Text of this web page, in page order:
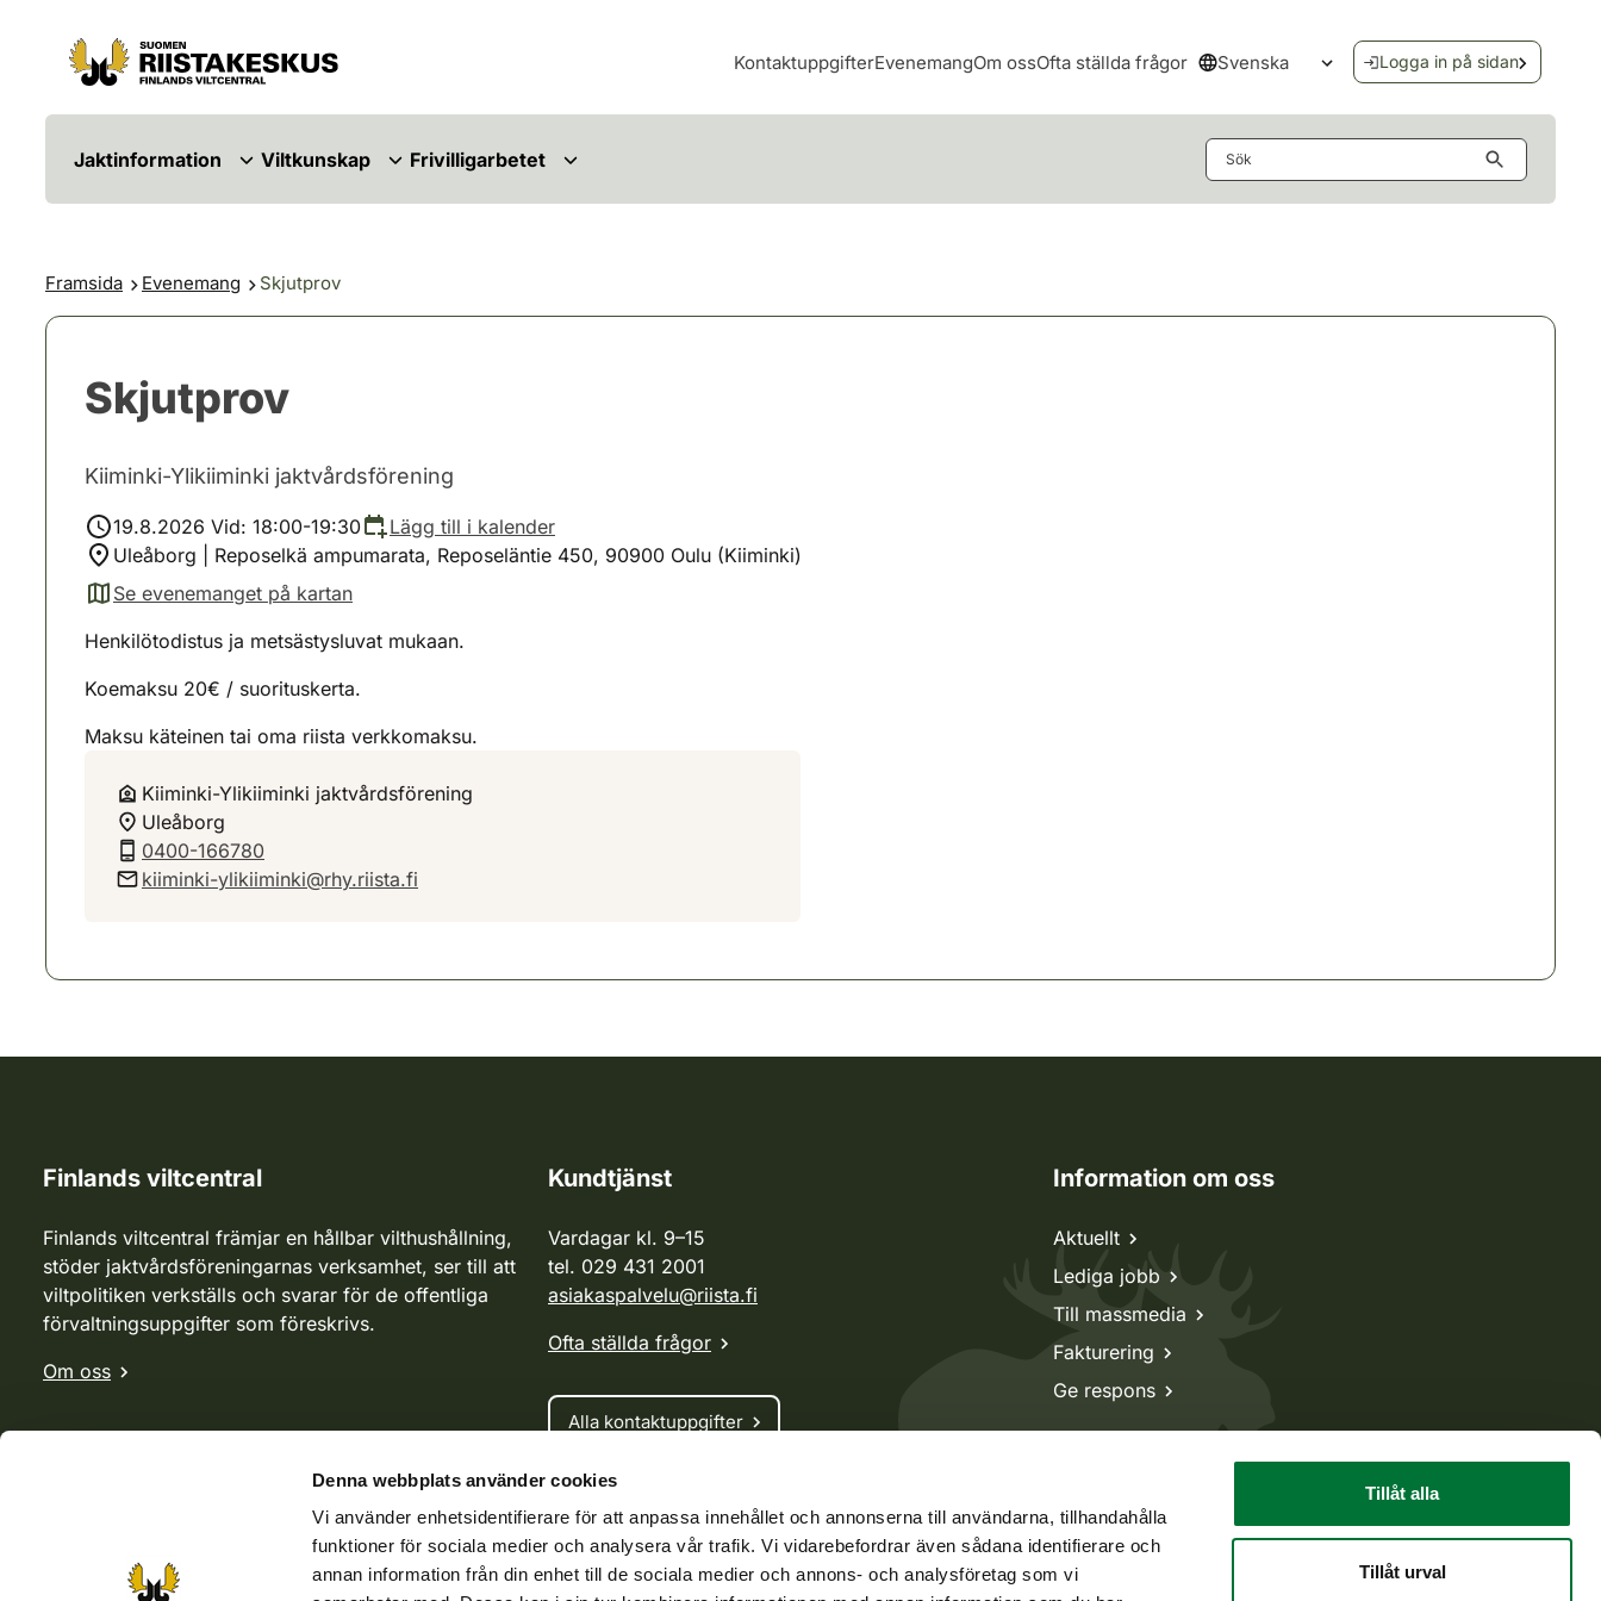
Denna webbplats använder cookies
Vi använder enhetsidentifierare för att anpassa innehållet och annonserna till användarna, tillhandahålla
funktioner för sociala medier och analysera vår trafik. Vi vidarebefordrar även sådana identifierare och
annan information från din enhet till de sociala medier och annons- och analysföretag som vi
Tillåt alla
Tillåt urval
Hoppa till innehåll
Gå till webbplatskartan
KontaktuppgifterEvenemangOm ossOfta ställda frågor Svenska
Öppna språkmenyn
Logga in på sidan
Jaktinformation Viltkunskap Frivilligarbetet
Framsida Evenemang Skjutprov
Skjutprov
Kiiminki-Ylikiiminki jaktvårdsförening
19.8.2026 Vid: 18:00-19:30
Lägg till i kalender
Uleåborg | Reposelkä ampumarata, Reposeläntie 450, 90900 Oulu (Kiiminki)
Se evenemanget på kartan
(avautuu uuteen välilehteen)
Henkilötodistus ja metsästysluvat mukaan.
Koemaksu 20€ / suorituskerta.
Maksu käteinen tai oma riista verkkomaksu.
Kiiminki-Ylikiiminki jaktvårdsförening
Uleåborg
0400-166780
kiiminki-ylikiiminki@rhy.riista.fi
Finlands viltcentral
Finlands viltcentral främjar en hållbar vilthushållning,
stöder jaktvårdsföreningarnas verksamhet, ser till att
viltpolitiken verkställs och svarar för de offentliga
förvaltningsuppgifter som föreskrivs.
Om oss
Kundtjänst
Vardagar kl. 9–15
tel. 029 431 2001
asiakaspalvelu@riista.fi
Ofta ställda frågor
Alla kontaktuppgifter
Jaktkort
Oma riista -tjänsten
Ansökan om licenser och dispenser
Information om oss
Aktuellt
Lediga jobb
Till massmedia
Fakturering
Ge respons